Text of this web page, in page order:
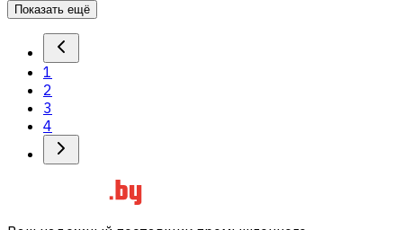
Показать ещё
1
2
3
4